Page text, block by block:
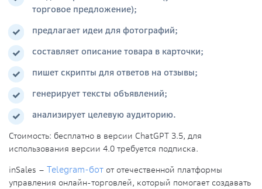
торговое предложение);
предлагает идеи для фотографий;
составляет описание товара в карточки;
пишет скрипты для ответов на отзывы;
генерирует тексты объявлений;
анализирует целевую аудиторию.
Стоимость: бесплатно в версии ChatGPT 3.5, для
использования версии 4.0 требуется подписка.
inSales – Telegram-бот от отечественной платформы
управления онлайн-торговлей, который помогает создавать